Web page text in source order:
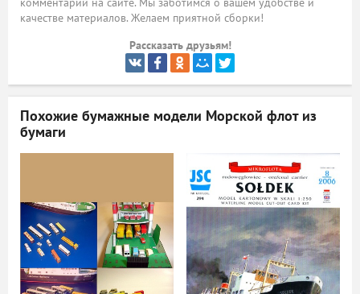
комментарий на сайте. Мы заботимся о вашем удобстве и
качестве материалов. Желаем приятной сборки!
Рассказать друзьям!
Похожие бумажные модели Морской флот из
бумаги